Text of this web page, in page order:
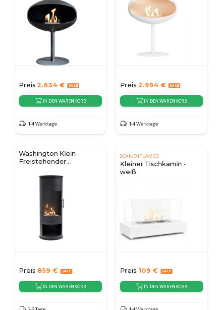
Preis 2.634 €
IN DEN WARENKORB
1-4 Werktage
Preis 2.994 €
IN DEN WARENKORB
1-4 Werktage
Washington Klein -
Freistehender
Preis 859 €
IN DEN WARENKORB
SCANDIFLAMES
Kleiner Tischkamin -
weiß
Preis 109 €
IN DEN WARENKORB